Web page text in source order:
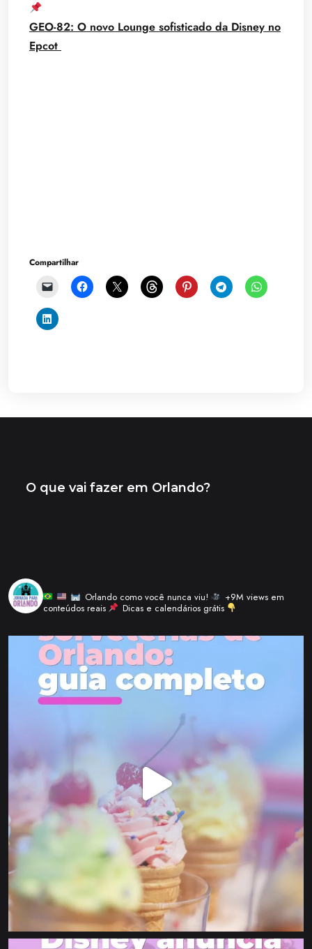
GEO-82: O novo Lounge sofisticado da Disney no
Epcot
Compartilhar
Orlando como você nunca viu!
+9M views em
conteúdos reais
Dicas e calendários grátis